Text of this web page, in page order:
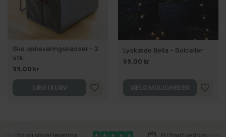
Sko opbevaringskasser - 2
stk
99,00 kr
LÆG I KURV
Lyskæde Bella – Solceller
69,00 kr
VÆLG MULIGHEDER
Hurtig og sikker levering Fri fragt ved køb over